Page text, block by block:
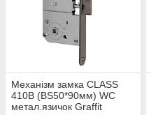
Механізм замка CLASS
410B (BS50*90мм) WC
метал.язичок Graffit